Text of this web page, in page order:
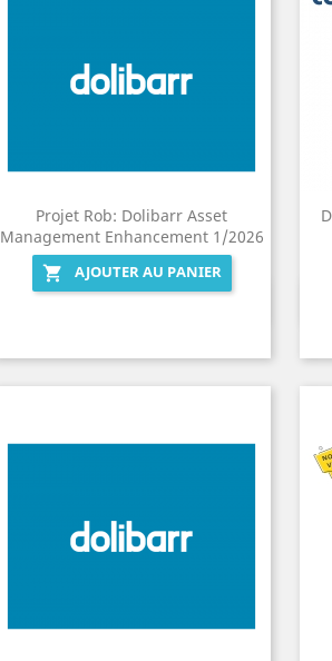
Projet Rob: Dolibarr Asset
Management Enhancement 1/2026

AJOUTER AU PANIER